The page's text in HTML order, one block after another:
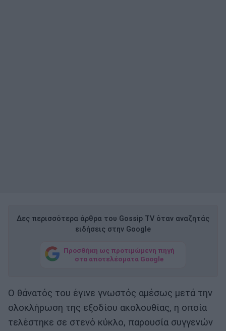
Δες περισσότερα άρθρα του Gossip TV όταν αναζητάς
ειδήσεις στην Google
Προσθήκη ως προτιμώμενη πηγή
στα αποτελέσματα Google
Ο θάνατός του έγινε γνωστός αμέσως μετά την
ολοκλήρωση της εξοδίου ακολουθίας, η οποία
τελέστηκε σε στενό κύκλο, παρουσία συγγενών